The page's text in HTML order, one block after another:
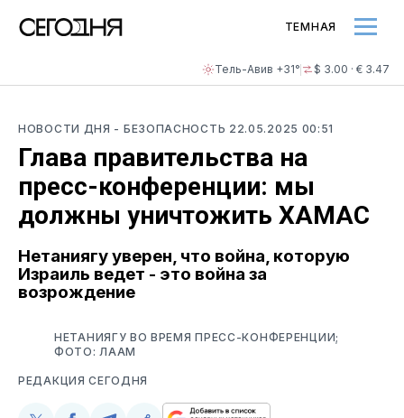
Тель-Авив +31° $ 3.00 · € 3.47
ТЕМНАЯ
НОВОСТИ ДНЯ - БЕЗОПАСНОСТЬ 22.05.2025 00:51
Глава правительства на
пресс-конференции: мы
должны уничтожить ХАМАС
Нетаниягу уверен, что война, которую
Израиль ведет - это война за
возрождение
НЕТАНИЯГУ ВО ВРЕМЯ ПРЕСС-КОНФЕРЕНЦИИ;
ФОТО: ЛААМ
РЕДАКЦИЯ СЕГОДНЯ